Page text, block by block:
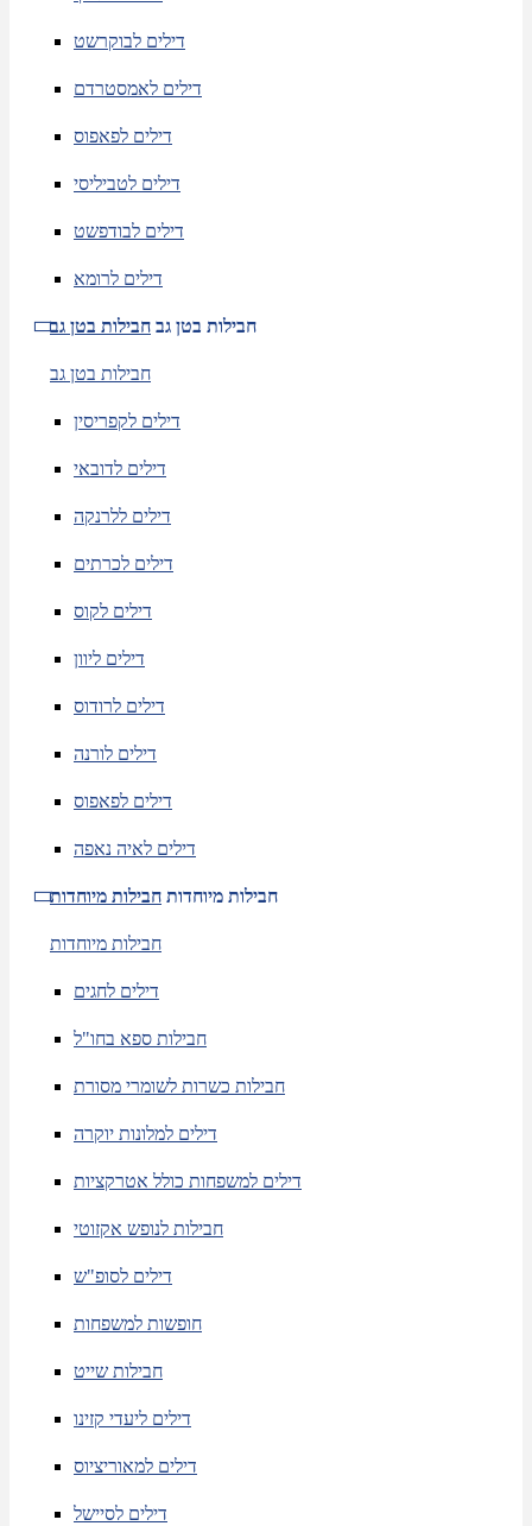
דילים לבוקרשט
דילים לאמסטרדם
דילים לפאפוס
דילים לטביליסי
דילים לבודפשט
דילים לרומא
חבילות בטן גב חבילות בטן גב
חבילות בטן גב
דילים לקפריסין
דילים לדובאי
דילים ללרנקה
דילים לכרתים
דילים לקוס
דילים ליוון
דילים לרודוס
דילים לורנה
דילים לפאפוס
דילים לאיה נאפה
חבילות מיוחדות חבילות מיוחדות
חבילות מיוחדות
דילים לחגים
חבילות ספא בחו"ל
חבילות כשרות לשומרי מסורת
דילים למלונות יוקרה
דילים למשפחות כולל אטרקציות
חבילות לנופש אקזוטי
דילים לסופ"ש
חופשות למשפחות
חבילות שייט
דילים ליעדי קזינו
דילים למאוריציוס
דילים לסיישל